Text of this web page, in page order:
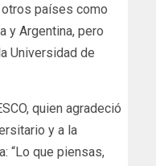
países como
y Argentina, pero
Universidad de
quien agradeció
y a la
“Lo que piensas,